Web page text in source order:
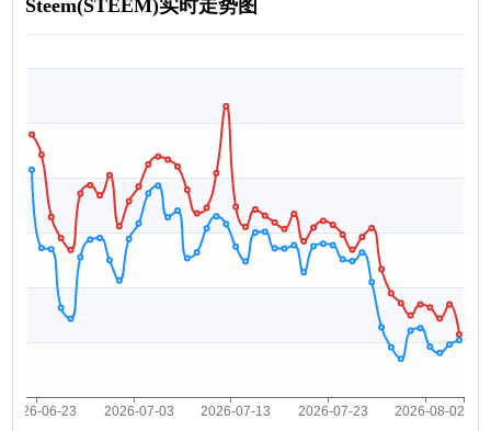
Steem(STEEM)实时走势图